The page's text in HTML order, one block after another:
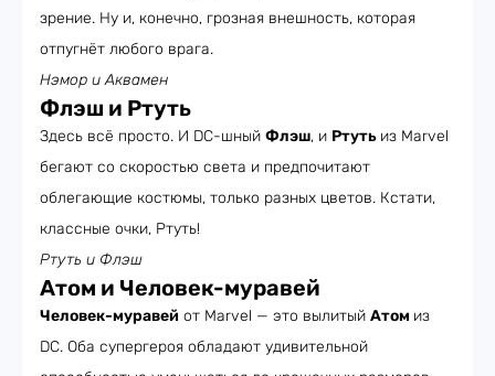
зрение. Ну и, конечно, грозная внешность, которая
отпугнёт любого врага.
Нэмор и Аквамен
Флэш и Ртуть
Здесь всё просто. И DC-шный Флэш, и Ртуть из Marvel
бегают со скоростью света и предпочитают
облегающие костюмы, только разных цветов. Кстати,
классные очки, Ртуть!
Ртуть и Флэш
Атом и Человек-муравей
Человек-муравей от Marvel — это вылитый Атом из
DC. Оба супергероя обладают удивительной